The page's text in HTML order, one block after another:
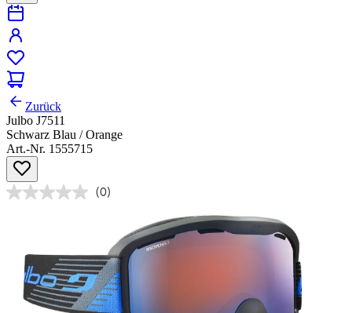
Zurück
Julbo J7511
Schwarz Blau / Orange
Art.-Nr. 1555715
(0)